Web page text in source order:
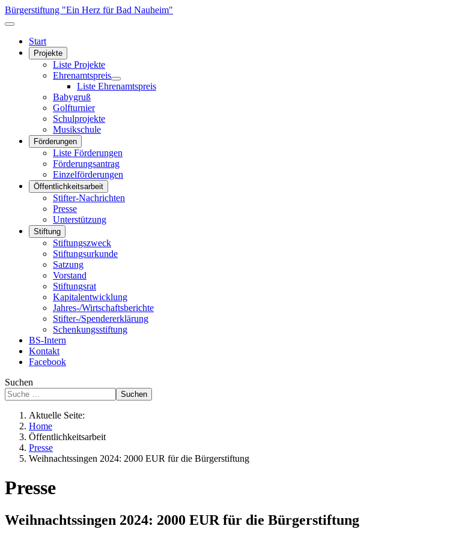
Bürgerstiftung "Ein Herz für Bad Nauheim"
Start
Projekte
Liste Projekte
Ehrenamtspreis
Liste Ehrenamtspreis
Babygruß
Golfturnier
Schulprojekte
Musikschule
Förderungen
Liste Förderungen
Förderungsantrag
Einzelförderungen
Öffentlichkeitsarbeit
Stifter-Nachrichten
Presse
Unterstützung
Stiftung
Stiftungszweck
Stiftungsurkunde
Satzung
Vorstand
Stiftungsrat
Kapitalentwicklung
Jahres-/Wirtschaftsberichte
Stifter-/Spendererklärung
Schenkungsstiftung
BS-Intern
Kontakt
Facebook
Suchen
Suchen
Aktuelle Seite:
Home
Öffentlichkeitsarbeit
Presse
Weihnachtssingen 2024: 2000 EUR für die Bürgerstiftung
Presse
Weihnachtssingen 2024: 2000 EUR für die Bürgerstiftung